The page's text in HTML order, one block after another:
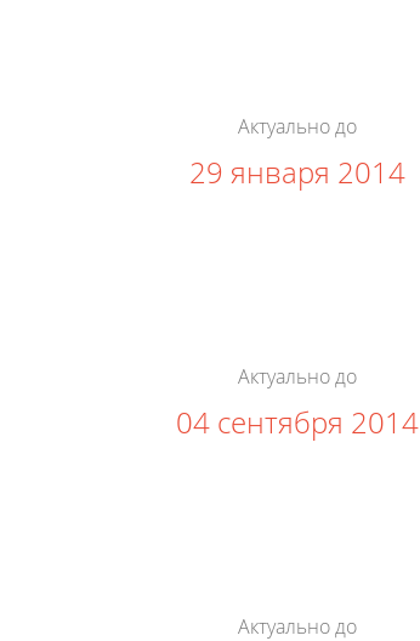
Актуально до
29 января 2014
Актуально до
04 сентября 2014
Актуально до